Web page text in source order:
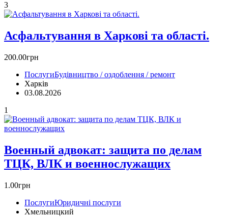
3
Асфальтування в Харкові та області.
200.00грн
ПослугиБудівництво / оздоблення / ремонт
Харків
03.08.2026
1
Военный адвокат: защита по делам
ТЦК, ВЛК и военнослужащих
1.00грн
ПослугиЮридичні послуги
Хмельницкий